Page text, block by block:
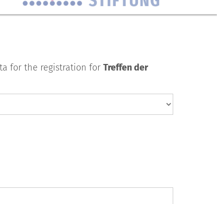
for the registration for Treffen der